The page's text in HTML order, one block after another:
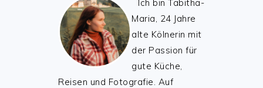
Ich bin Tabitha-
Maria, 24 Jahre
alte Kölnerin mit
der Passion für
gute Küche,
Reisen und Fotografie. Auf